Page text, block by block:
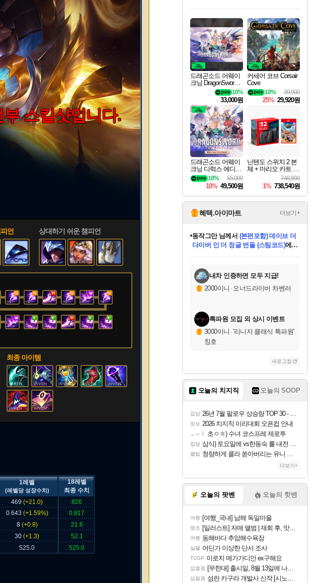
스킬샷입니다.
언 상대하기 쉬운 챔피언
최종 아이템
1레벨
(레벨당 성장수치)
18레벨
최종 수치
469 (+21.0)
826
0.643 (+1.59%)
0.817
8 (+0.8)
21.6
30 (+1.3)
52.1
525.0 525.0
네이버혜택과 함께 만나보세요!
50%할인&추가 적립까지!
이니&베니 혜택까지!
네이버 혜택가와 함께 예약하세요!
할인&네이버혜택으로 만나보세요!
네이버페이 혜택과 만나보세요!
40주년 프로모션으로 만나보세요!
네이버 포인트 혜택까지!
할인가에 만나보세요!
혜택으로 예약 판매 중
편안하게 충전하세요
드래곤소드 어웨이
크닝 DragonSword A
10%
33,000원
커세어 코브 Corsair
Cove
39,900
10%
25% 29,920원
드래곤소드 어웨이
크닝 디럭스 에디션
DragonSword Awake
ning Deluxe Edition
55,000
10%
10% 49,500원
닌텐도 스위치 2 본
체 + 마리오 카트 월
746,000
1% 738,540원
혜택.아이마트 더보기+
당첨되셨습니다.
당첨되셨습니다.
당첨되셨습니다.
동작그만님께서 (본편포함) 데이브 더
다이버 인 더 정글 번들 (스팀코드)에
에디션 (스팀코드)를 교환.
당첨되셨습니다.
당첨되셨습니다.
당첨되셨습니다.
당첨되셨습니다.
내차 인증하면 모두 지급!
2000이니 · 오너드라이버 차벤러
특파원 모집 외 상시 이벤트
3000이니 ·'리니지 클래식 특파원'
칭호
새로고침
오늘의 치지직 오늘의 SOOP
잡담 26년 7월 팔로우 상승량 TOP 30 - 월간 치지직
정보 2026 치지직 이리대회 오픈컵 안내
ㅗㅜㅑ 초ㅇㅎ) 수녀 코스프레 제로투
잡담 삼식) 토요일에 vs한동숙 롤 내전 예정
클립 청량하게 콜라 쏟아버리는 유니 ㅋㅋㅋ
더보기+
오늘의 팟벤 오늘의 핫벤
여행 [여행_국내] 남해 독일마을
명조 [일러스트] 자매 앨범 | 재회 후, 맛집에서
여행 동해바다 추암해수욕장
실팰 어딘가 이상한 단서 조사
TCGP 이로치 메가가디안 ex구해요
섭컬겜 [무한대] 출시일, 8월 13일에 나오나
섭컬겜 섬란 카구라 개발사 신작 [시노비 넥서스] 연내 출시 예정